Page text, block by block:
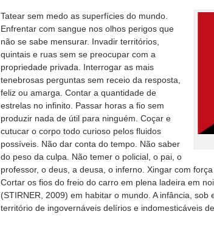
Tatear sem medo as superfícies do mundo.
Enfrentar com sangue nos olhos perigos que
não se sabe mensurar. Invadir territórios,
quintais e ruas sem se preocupar com a
propriedade privada. Interrogar as mais
tenebrosas perguntas sem receio da resposta,
feliz ou amarga. Contar a quantidade de
estrelas no infinito. Passar horas a fio sem
produzir nada de útil para ninguém. Coçar e
cutucar o corpo todo curioso pelos fluidos
possíveis. Não dar conta do tempo. Não saber
do peso da culpa. Não temer o policial, o pai, o
professor, o deus, a deusa, o inferno. Xingar com
Cortar os fios do freio do carro em plena ladeira em
(STIRNER, 2009) em habitar o mundo. A infância,
território de ingovernáveis delírios e indomesticáveis